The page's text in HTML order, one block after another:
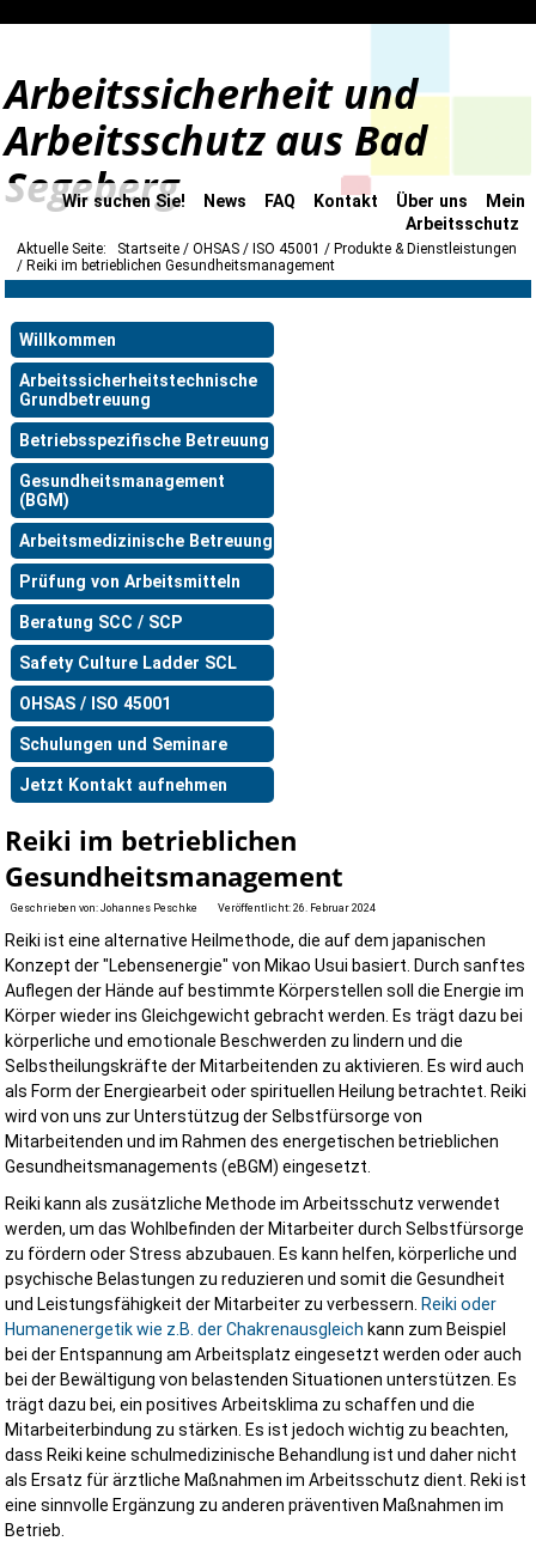
Arbeitssicherheit und
Arbeitsschutz aus Bad
Segeberg
Wir suchen Sie! News FAQ Kontakt Über uns
Mein
Arbeitsschutz
Aktuelle Seite: Startseite OHSAS / ISO 45001
Produkte & Dienstleistungen
Reiki im betrieblichen Gesundheitsmanagement
Willkommen
Arbeitssicherheitstechnische
Grundbetreuung
Betriebsspezifische Betreuung
Gesundheitsmanagement
(BGM)
Arbeitsmedizinische Betreuung
Prüfung von Arbeitsmitteln
Beratung SCC / SCP
Safety Culture Ladder SCL
OHSAS / ISO 45001
Schulungen und Seminare
Jetzt Kontakt aufnehmen
Reiki im betrieblichen
Gesundheitsmanagement
Geschrieben von:Johannes Peschke Veröffentlicht: 26. Februar 2024
Reiki ist eine alternative Heilmethode, die auf dem japanischen
Konzept der "Lebensenergie" von Mikao Usui basiert. Durch sanftes
Auflegen der Hände auf bestimmte Körperstellen soll die Energie im
Körper wieder ins Gleichgewicht gebracht werden. Es trägt dazu bei
körperliche und emotionale Beschwerden zu lindern und die
Selbstheilungskräfte der Mitarbeitenden zu aktivieren. Es wird auch
als Form der Energiearbeit oder spirituellen Heilung betrachtet. Reiki
wird von uns zur Unterstützug der Selbstfürsorge von
Mitarbeitenden und im Rahmen des energetischen betrieblichen
Gesundheitsmanagements (eBGM) eingesetzt.
Reiki kann als zusätzliche Methode im Arbeitsschutz verwendet
werden, um das Wohlbefinden der Mitarbeiter durch Selbstfürsorge
zu fördern oder Stress abzubauen. Es kann helfen, körperliche und
psychische Belastungen zu reduzieren und somit die Gesundheit
und Leistungsfähigkeit der Mitarbeiter zu verbessern. Reiki oder
Humanenergetik wie z.B. der Chakrenausgleich kann zum Beispiel
bei der Entspannung am Arbeitsplatz eingesetzt werden oder auch
bei der Bewältigung von belastenden Situationen unterstützen. Es
trägt dazu bei, ein positives Arbeitsklima zu schaffen und die
Mitarbeiterbindung zu stärken. Es ist jedoch wichtig zu beachten,
dass Reiki keine schulmedizinische Behandlung ist und daher nicht
als Ersatz für ärztliche Maßnahmen im Arbeitsschutz dient. Reki ist
eine sinnvolle Ergänzung zu anderen präventiven Maßnahmen im
Betrieb.